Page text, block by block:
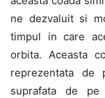
ne dezvaluit si
timpul in care
orbita. Aceasta
reprezentata
suprafata de